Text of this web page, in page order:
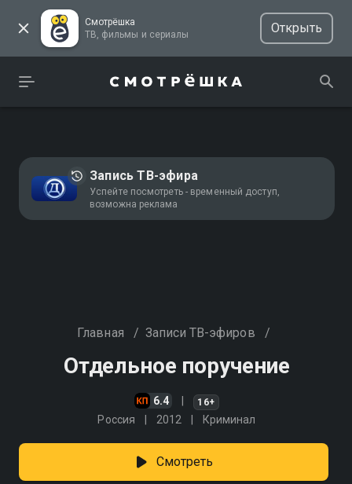
Смотрёшка
ТВ, фильмы и сериалы
Открыть
Запись ТВ-эфира
Успейте посмотреть - временный доступ,
возможна реклама
Главная / Записи ТВ-эфиров /
Отдельное поручение
6.4 16+
Россия 2012 Криминал
Смотреть